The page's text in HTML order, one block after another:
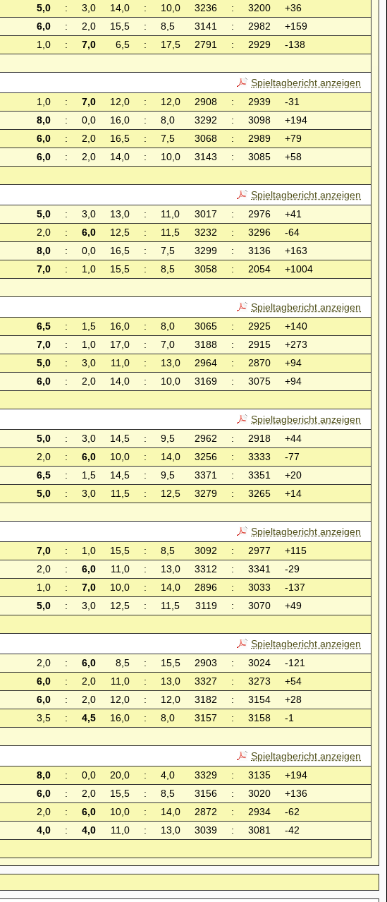
5,0 : 3,0 14,0 : 10,0 3236 : 3200
+36
6,0 : 2,0 15,5 : 8,5 3141 : 2982
+159
1,0 : 7,0 6,5 : 17,5 2791 : 2929
-138
Spieltagbericht anzeigen
1,0 : 7,0 12,0 : 12,0 2908 : 2939
-31
8,0 : 0,0 16,0 : 8,0 3292 : 3098
+194
6,0 : 2,0 16,5 : 7,5 3068 : 2989
+79
6,0 : 2,0 14,0 : 10,0 3143 : 3085
+58
Spieltagbericht anzeigen
5,0 : 3,0 13,0 : 11,0 3017 : 2976
+41
2,0 : 6,0 12,5 : 11,5 3232 : 3296
-64
8,0 : 0,0 16,5 : 7,5 3299 : 3136
+163
7,0 : 1,0 15,5 : 8,5 3058 : 2054
+1004
Spieltagbericht anzeigen
6,5 : 1,5 16,0 : 8,0 3065 : 2925
+140
7,0 : 1,0 17,0 : 7,0 3188 : 2915
+273
5,0 : 3,0 11,0 : 13,0 2964 : 2870
+94
6,0 : 2,0 14,0 : 10,0 3169 : 3075
+94
Spieltagbericht anzeigen
5,0 : 3,0 14,5 : 9,5 2962 : 2918
+44
2,0 : 6,0 10,0 : 14,0 3256 : 3333
-77
6,5 : 1,5 14,5 : 9,5 3371 : 3351
+20
5,0 : 3,0 11,5 : 12,5 3279 : 3265
+14
Spieltagbericht anzeigen
7,0 : 1,0 15,5 : 8,5 3092 : 2977
+115
2,0 : 6,0 11,0 : 13,0 3312 : 3341
-29
1,0 : 7,0 10,0 : 14,0 2896 : 3033
-137
5,0 : 3,0 12,5 : 11,5 3119 : 3070
+49
Spieltagbericht anzeigen
2,0 : 6,0 8,5 : 15,5 2903 : 3024
-121
6,0 : 2,0 11,0 : 13,0 3327 : 3273
+54
6,0 : 2,0 12,0 : 12,0 3182 : 3154
+28
3,5 : 4,5 16,0 : 8,0 3157 : 3158
-1
Spieltagbericht anzeigen
8,0 : 0,0 20,0 : 4,0 3329 : 3135
+194
6,0 : 2,0 15,5 : 8,5 3156 : 3020
+136
2,0 : 6,0 10,0 : 14,0 2872 : 2934
-62
4,0 : 4,0 11,0 : 13,0 3039 : 3081
-42